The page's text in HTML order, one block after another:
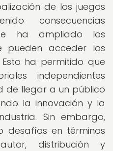
de los juegos
consecuencias
ha ampliado los
pueden acceder los
ha permitido que
independientes
de llegar a un público
la innovación y la
Sin embargo,
desafíos en términos
distribución y